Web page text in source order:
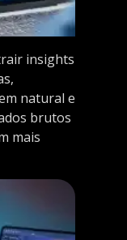
insights
natural e
brutos
mais